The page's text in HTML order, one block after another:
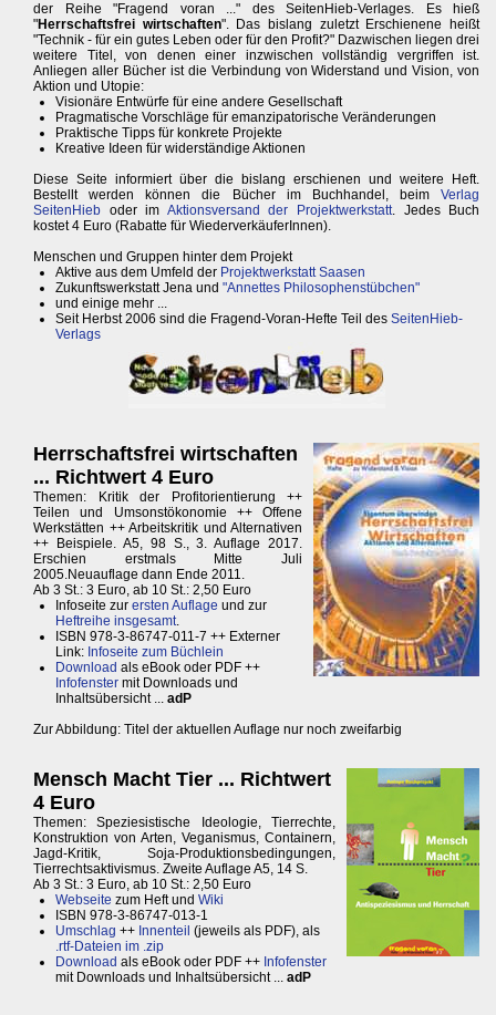
der Reihe "Fragend voran ..." des SeitenHieb-Verlages. Es hieß
"Herrschaftsfrei wirtschaften". Das bislang zuletzt Erschienene heißt
"Technik - für ein gutes Leben oder für den Profit?" Dazwischen liegen drei
weitere Titel, von denen einer inzwischen vollständig vergriffen ist.
Anliegen aller Bücher ist die Verbindung von Widerstand und Vision, von
Aktion und Utopie:
Visionäre Entwürfe für eine andere Gesellschaft
Pragmatische Vorschläge für emanzipatorische Veränderungen
Praktische Tipps für konkrete Projekte
Kreative Ideen für widerständige Aktionen
Diese Seite informiert über die bislang erschienen und weitere Heft.
Bestellt werden können die Bücher im Buchhandel, beimVerlag
SeitenHieb oder im Aktionsversand der Projektwerkstatt. Jedes Buch
kostet 4 Euro (Rabatte für WiederverkäuferInnen).
Menschen und Gruppen hinter dem Projekt
Aktive aus dem Umfeld der Projektwerkstatt Saasen
Zukunftswerkstatt Jena und "Annettes Philosophenstübchen"
und einige mehr ...
Seit Herbst 2006 sind die Fragend-Voran-Hefte Teil des SeitenHieb-
Verlags
Herrschaftsfrei wirtschaften
... Richtwert 4 Euro
Themen: Kritik der Profitorientierung ++
Teilen und Umsonstökonomie ++ Offene
Werkstätten ++ Arbeitskritik und Alternativen
++ Beispiele. A5, 98 S., 3. Auflage 2017.
Erschien erstmals Mitte Juli
2005.Neuauflage dann Ende 2011.
Ab 3 St.: 3 Euro, ab 10 St.: 2,50 Euro
Infoseite zur ersten Auflage und zur
Heftreihe insgesamt.
ISBN 978-3-86747-011-7 ++ Externer
Link: Infoseite zum Büchlein
Download als eBook oder PDF ++
Infofenster mit Downloads und
Inhaltsübersicht ... adP
Zur Abbildung: Titel der aktuellen Auflage nur noch zweifarbig
Mensch Macht Tier ... Richtwert
4 Euro
Themen: Speziesistische Ideologie, Tierrechte,
Konstruktion von Arten, Veganismus, Containern,
Jagd-Kritik, Soja-Produktionsbedingungen,
Tierrechtsaktivismus. Zweite Auflage A5, 14 S.
Ab 3 St.: 3 Euro, ab 10 St.: 2,50 Euro
Webseite zum Heft und Wiki
ISBN 978-3-86747-013-1
Umschlag ++ Innenteil (jeweils als PDF), als
.rtf-Dateien im .zip
Download als eBook oder PDF ++ Infofenster
mit Downloads und Inhaltsübersicht ... adP